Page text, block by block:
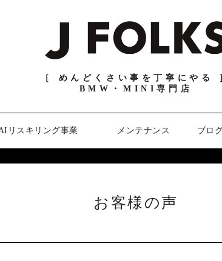
［ めんどくさい事を丁寧にやる
BMW・MINI専門店
リスキリング事業 メンテナンス ブロ
お客様の声